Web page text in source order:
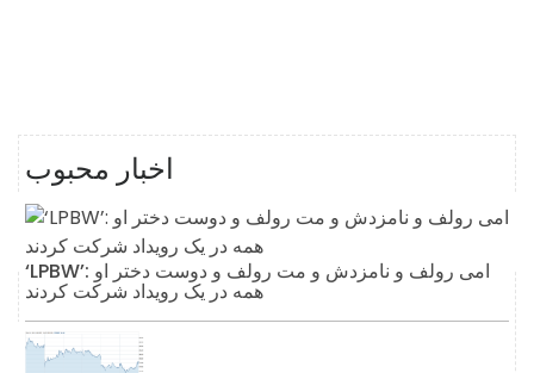
اخبار محبوب
‘LPBW’: امی رولف و نامزدش و مت رولف و دوست دختر او
همه در یک رویداد شرکت کردند